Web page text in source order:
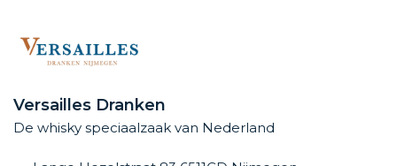
Versailles Dranken
De whisky speciaalzaak van Nederland